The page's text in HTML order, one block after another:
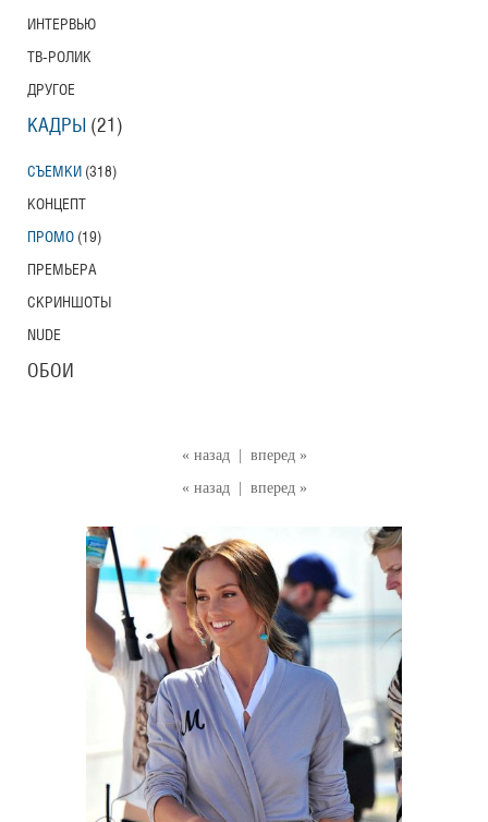
« назад
вперед »
« назад
вперед »
ИНТЕРВЬЮ
ТВ-РОЛИК
ДРУГОЕ
КАДРЫ (21)
СЪЕМКИ (318)
КОНЦЕПТ
ПРОМО (19)
ПРЕМЬЕРА
СКРИНШОТЫ
NUDE
ОБОИ